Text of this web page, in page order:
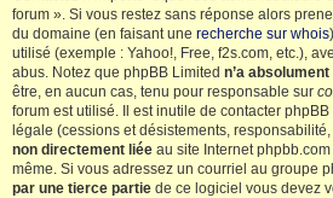
forum ». Si vous restez sans réponse alors
du domaine (en faisant une recherche sur whois
utilisé (exemple : Yahoo!, Free, f2s.com, etc.),
abus. Notez que phpBB Limited n’a
être, en aucun cas, tenu pour responsable sur
forum est utilisé. Il est inutile de contacter
légale (cessions et désistements,
non directement liée au site Internet
même. Si vous adressez un courriel au groupe
par une tierce partie de ce logiciel vous devez